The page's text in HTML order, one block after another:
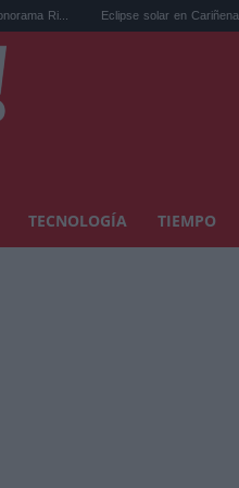
Eclipse solar en Cariñena del 12 agosto:
TECNOLOGÍA TIEMPO